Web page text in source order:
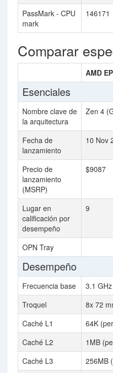
PassMark - CPU
mark
146171
Comparar
AMD
Esenciales
Nombre clave de
la arquitectura
Zen 4
Fecha de
lanzamiento
10 Nov
Precio de
lanzamiento
(MSRP)
$9087
Lugar en
calificación por
desempeño
9
OPN Tray
Desempeño
Frecuencia base 3.1 GHz
Troquel
8x 72
Caché L1
64K
Caché L2
1MB
Caché L3
256MB